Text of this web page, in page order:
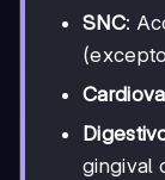
SNC:
gingival